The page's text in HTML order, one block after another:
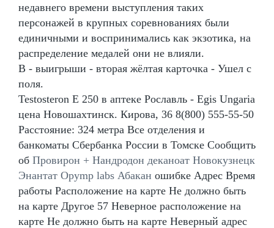
недавнего времени выступления таких
персонажей в крупных соревнованиях были
единичными и воспринимались как экзотика, на
распределение медалей они не влияли.
В - выигрыши - вторая жёлтая карточка - Ушел с
поля.
Testosteron E 250 в аптеке Рославль - Egis Ungaria
цена Новошахтинск. Кирова, 36 8(800) 555-55-50
Расстояние: 324 метра Все отделения и
банкоматы Сбербанка России в Томске Сообщить
об Провирон + Нандродон деканоат Новокузнецк
Энантат Opymp labs Абакан ошибке Адрес Время
работы Расположение на карте Не должно быть
на карте Другое 57 Неверное расположение на
карте Не должно быть на карте Неверный адрес